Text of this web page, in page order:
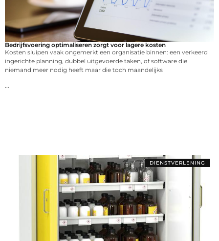
Bedrijfsvoering optimaliseren zorgt voor lagere kosten
Kosten sluipen vaak ongemerkt een organisatie binnen: een verkeerd
ingerichte planning, dubbel uitgevoerde taken, of software die
niemand meer nodig heeft maar die toch maandelijks
...
DIENSTVERLENING